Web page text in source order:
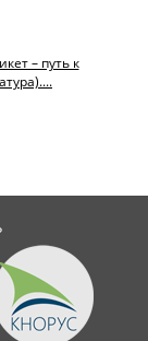
– путь к